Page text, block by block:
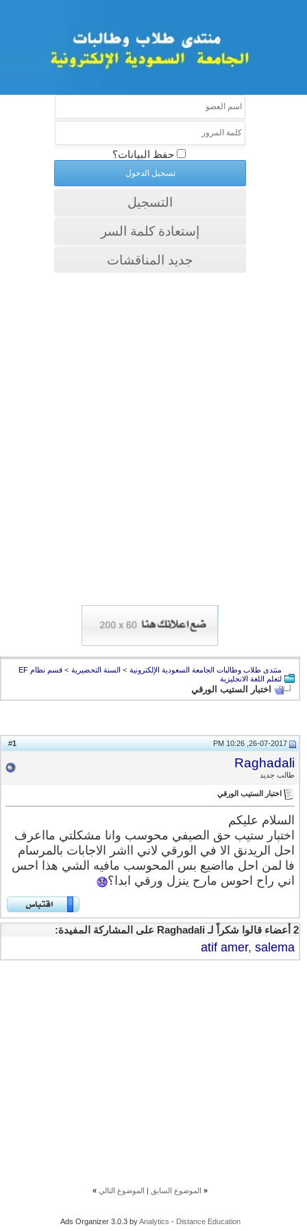
حفظ البيانات؟
التسجيل
إستعادة كلمة السر
جديد المناقشات
منتدى طلاب وطالبات الجامعة السعودية الإلكترونية > السنة التحضيرية >
قسم نظام EF
لتعلم اللغة الانجليزية
اختبار الستيب الورقي
26-07-2017, 10:26 PM
Raghadali
طالب جديد
اختبار الستيب الورقي
السلام عليكم
اختبار ستيب حق الصيفي محوسب وانا مشكلتي مااعرف
احل الريدنق الا في الورقي لاني ااشر الاجابات بالمرسام
فا لمن احل مااضيع بس المحوسب مافيه الشي هذا احس
اني راح احوس مارح ينزل ورقي ابدا؟
atif amer ,salema
الموضوع السابق| الموضوع التالي »
Ads Organizer 3.0.3 byAnalytics -Distance Education